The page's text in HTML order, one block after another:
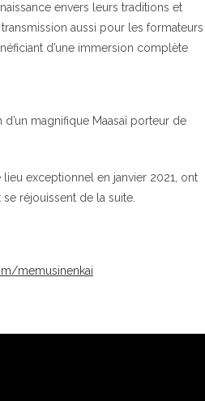
envers leurs traditions et
aussi pour les formateurs
d’une immersion complète
magnifique Maasaï porteur de
exceptionnel en janvier 2021, ont
réjouissent de la suite.
memusinenkai